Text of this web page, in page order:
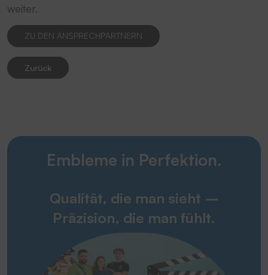
weiter.
ZU DEN ANSPRECHPARTNERN
Zurück
Embleme in Perfektion.
Qualität, die man sieht –
Präzision, die man fühlt.